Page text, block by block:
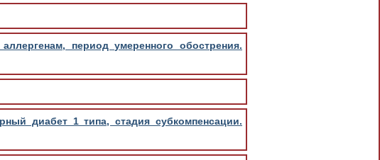
период умеренного обострения.
диабет 1 типа, стадия субкомпенсации.